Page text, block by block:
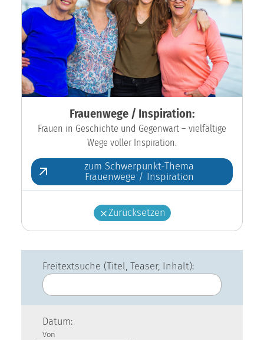
Frauenwege / Inspiration:
Frauen in Geschichte und Gegenwart – vielfältige
Wege voller Inspiration.
zum Schwerpunkt-Thema
Frauenwege / Inspiration
Zurücksetzen
Freitextsuche (Titel, Teaser, Inhalt):
Datum:
Von